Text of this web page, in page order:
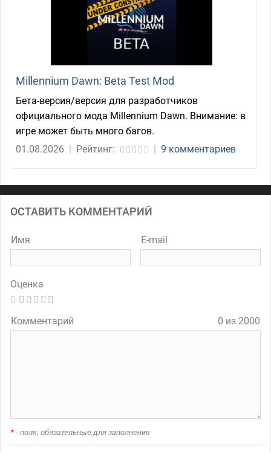
Millennium Dawn: Beta Test Mod
Бета-версия/версия для разработчиков
официального мода Millennium Dawn. Внимание: в
игре может быть много багов.
01.08.2026 | Рейтинг: | 9 комментариев
ОСТАВИТЬ КОММЕНТАРИЙ
Имя E-mail
Оценка
Комментарий 0 из 2000
* - поля, обязательные для заполнения